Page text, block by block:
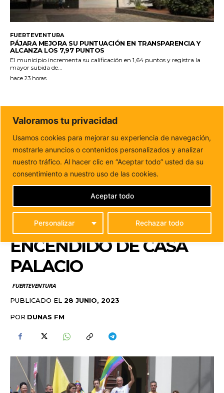
FUERTEVENTURA
PÁJARA MEJORA SU PUNTUACIÓN EN TRANSPARENCIA Y
ALCANZA LOS 7,97 PUNTOS
El municipio incrementa su calificación en 1,64 puntos y registra la
mayor subida de...
hace 23 horas